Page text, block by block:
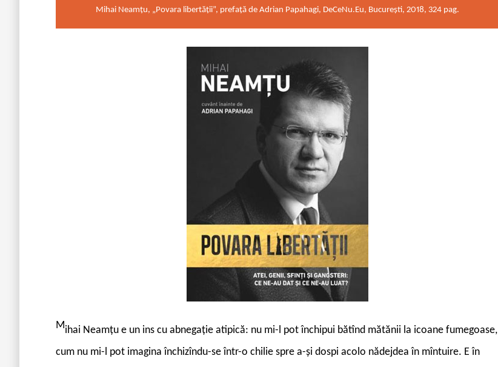
Mihai Neamțu, „Povara libertății”, prefață de Adrian Papahagi, DeCeNu.Eu, București, 2018, 324 pag.
Mihai Neamțu e un ins cu abnegație atipică: nu mi-l pot închipui bătînd mătănii la icoane fumegoase,
cum nu mi-l pot imagina închizîndu-se într-o chilie spre a-și dospi acolo nădejdea în mîntuire. E în